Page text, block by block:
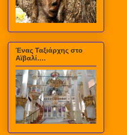
Ένας Ταξιάρχης στο
Αϊβαλί….